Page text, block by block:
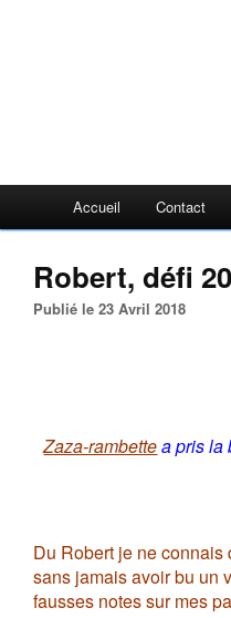
Accueil Contact
Robert, défi
Publié le 23 Avril 2018
Zaza-rambettea pris la
Du Robert je ne connais
sans jamais avoir bu un
fausses notes sur mes